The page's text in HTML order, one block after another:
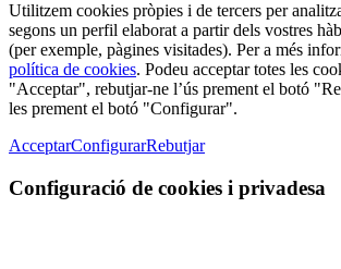
Utilitzem cookies pròpies i de tercers per
segons un perfil elaborat a partir dels vostres
(per exemple, pàgines visitades). Per a més
política de cookies. Podeu acceptar totes les
"Acceptar", rebutjar-ne l’ús prement el botó
les prement el botó "Configurar".
AcceptarConfigurarRebutjar
Configuració de cookies i privadesa